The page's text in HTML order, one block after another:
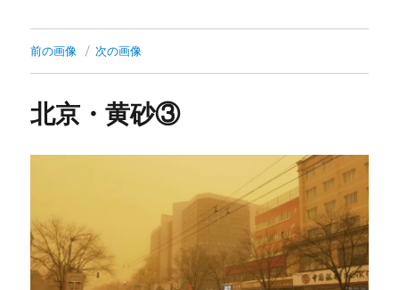
前の画像 次の画像
北京・黄砂③